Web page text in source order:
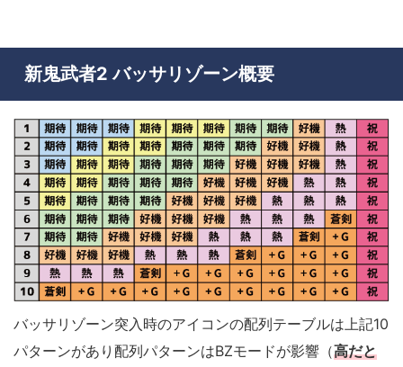
新鬼武者2 バッサリゾーン概要
バッサリゾーン突入時のアイコンの配列テーブルは上記10
パターンがあり配列パターンはBZモードが影響（高だと